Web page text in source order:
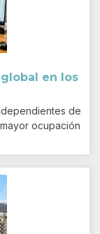
en los
de
ocupación